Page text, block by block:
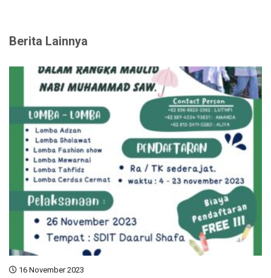
Berita Lainnya
16 November 2023